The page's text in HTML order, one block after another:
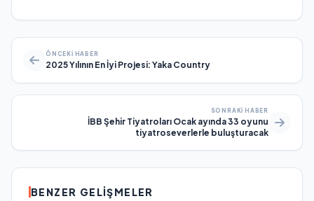
ÖNCEKI HABER
2025 Yılının En İyi Projesi: Yaka Country
SONRAKI HABER
İBB Şehir Tiyatroları Ocak ayında 33 oyunu
tiyatroseverlerle buluşturacak
BENZER GELIŞMELER